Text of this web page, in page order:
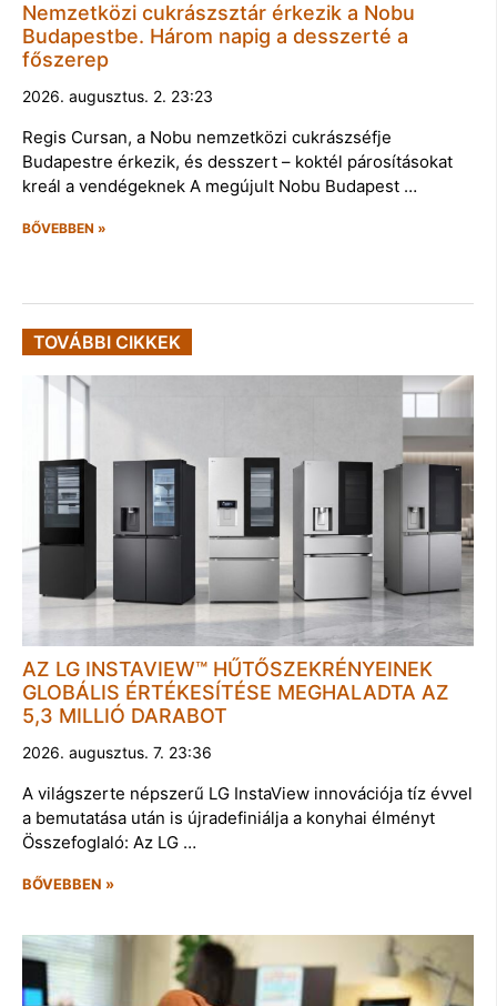
Nemzetközi cukrászsztár érkezik a Nobu
Budapestbe. Három napig a desszerté a
főszerep
2026. augusztus. 2. 23:23
Regis Cursan, a Nobu nemzetközi cukrászséfje
Budapestre érkezik, és desszert – koktél párosításokat
kreál a vendégeknek A megújult Nobu Budapest …
BŐVEBBEN »
TOVÁBBI CIKKEK
AZ LG INSTAVIEW™ HŰTŐSZEKRÉNYEINEK
GLOBÁLIS ÉRTÉKESÍTÉSE MEGHALADTA AZ
5,3 MILLIÓ DARABOT
2026. augusztus. 7. 23:36
A világszerte népszerű LG InstaView innovációja tíz évvel
a bemutatása után is újradefiniálja a konyhai élményt
Összefoglaló: Az LG …
BŐVEBBEN »